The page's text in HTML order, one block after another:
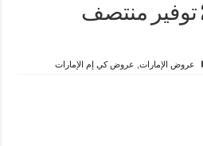
حتى 17 يناير 2024 توفير منتصف
عروض الإمارات, عروض كي إم الإمارات